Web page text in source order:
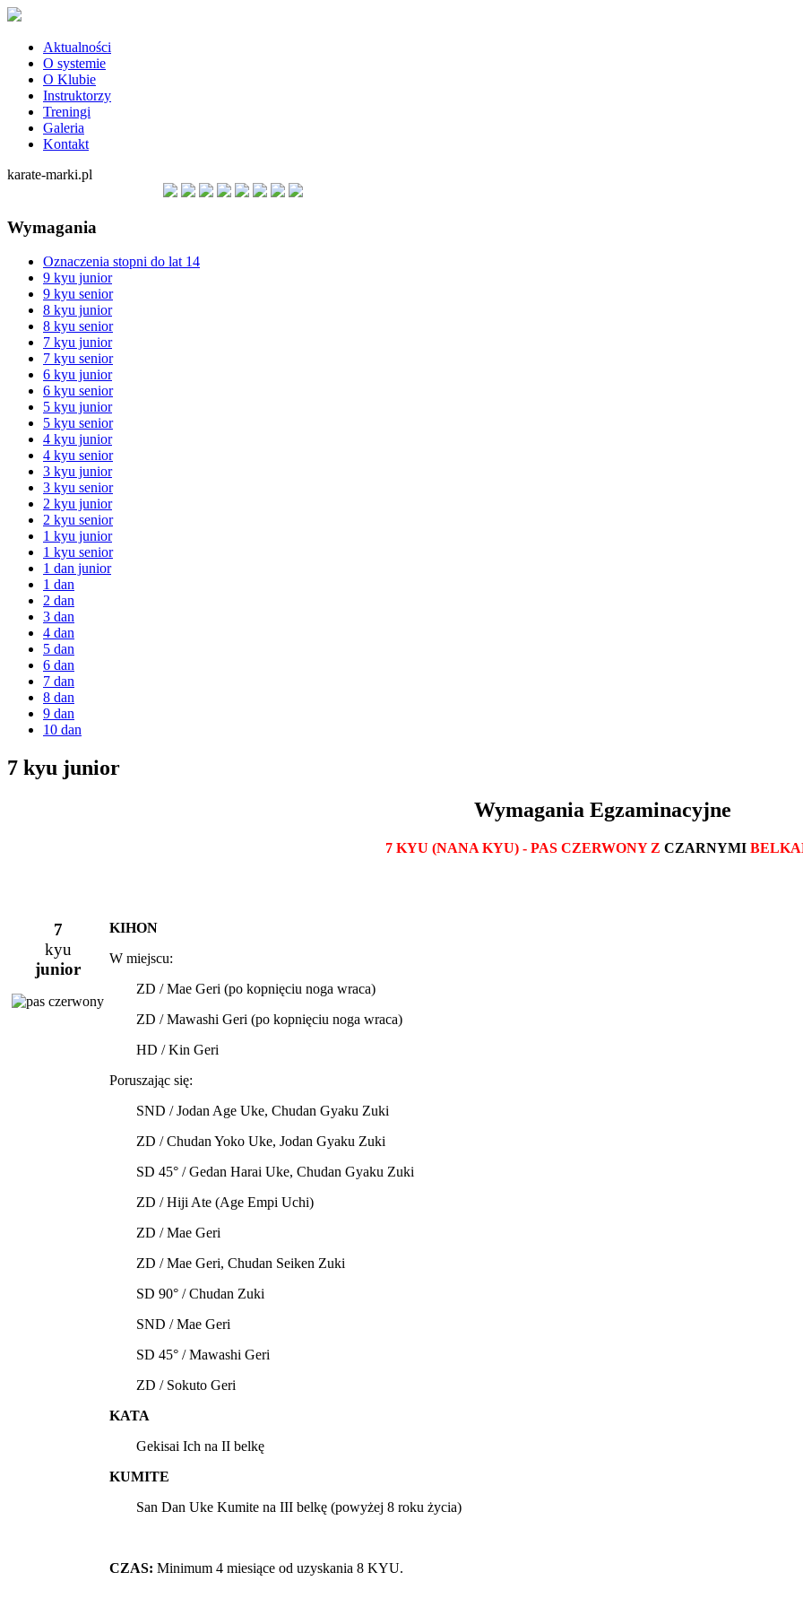
Aktualności
O systemie
O Klubie
Instruktorzy
Treningi
Galeria
Kontakt
karate-marki.pl
Wymagania
Oznaczenia stopni do lat 14
9 kyu junior
9 kyu senior
8 kyu junior
8 kyu senior
7 kyu junior
7 kyu senior
6 kyu junior
6 kyu senior
5 kyu junior
5 kyu senior
4 kyu junior
4 kyu senior
3 kyu junior
3 kyu senior
2 kyu junior
2 kyu senior
1 kyu junior
1 kyu senior
1 dan junior
1 dan
2 dan
3 dan
4 dan
5 dan
6 dan
7 dan
8 dan
9 dan
10 dan
7 kyu junior
Wymagania Egzaminacyjne
7 KYU (NANA KYU) - PAS CZERWONY Z CZARNYMI
7
kyu
junior
KIHON
W miejscu:
ZD / Mae Geri (po kopnięciu noga wraca)
ZD / Mawashi Geri (po kopnięciu noga wraca)
HD / Kin Geri
Poruszając się:
SND / Jodan Age Uke, Chudan Gyaku Zuki
ZD / Chudan Yoko Uke, Jodan Gyaku Zuki
SD 45° / Gedan Harai Uke, Chudan Gyaku Zuki
ZD / Hiji Ate (Age Empi Uchi)
ZD / Mae Geri
ZD / Mae Geri, Chudan Seiken Zuki
SD 90° / Chudan Zuki
SND / Mae Geri
SD 45° / Mawashi Geri
ZD / Sokuto Geri
KATA
Gekisai Ich na II belkę
KUMITE
San Dan Uke Kumite na III belkę (powyżej 8 roku życia)
CZAS: Minimum 4 miesiące od uzyskania 8 KYU.